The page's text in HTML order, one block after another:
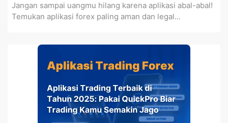
Jangan sampai uangmu hilang karena aplikasi abal-abal!
Temukan aplikasi forex paling aman dan legal...